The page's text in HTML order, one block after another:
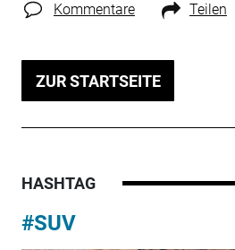
Kommentare Teilen
ZUR STARTSEITE
HASHTAG
#SUV